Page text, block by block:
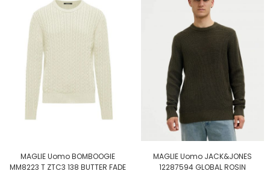
MAGLIE Uomo BOMBOOGIE
MM8223 T ZTC3 138 BUTTER FADE
MAGLIE Uomo JACK&JONES
12287594 GLOBAL ROSIN